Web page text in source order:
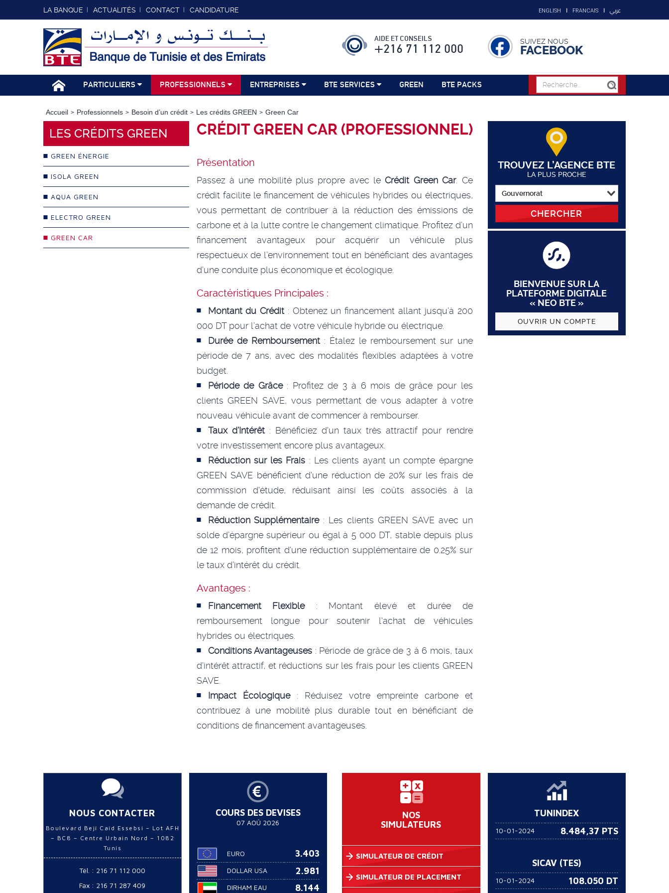
LA BANQUE ACTUALITÉS CONTACT CANDIDATURE ENGLISH FRANCAIS عربي
AIDE ET CONSEILS
+216 71 112 000
SUIVEZ NOUS
FACEBOOK
PARTICULIERS PROFESSIONNELS ENTREPRISES BTE SERVICES GREEN BTE PACKS
Accueil Professionnels Besoin d’un crédit Les crédits GREEN Green Car
LES CRÉDITS GREEN
GREEN ÉNERGIE
ISOLA GREEN
AQUA GREEN
ELECTRO GREEN
GREEN CAR
CRÉDIT GREEN CAR (PROFESSIONNEL)
Présentation
Passez à une mobilité plus propre avec leCrédit Green Car. Ce
crédit facilite le financement de véhicules hybrides ou électriques,
vous permettant de contribuer à la réduction des émissions de
carbone et à la lutte contre le changement climatique. Profitez d’un
financement avantageux pour acquérir un véhicule plus
respectueux de l’environnement tout en bénéficiant des avantages
d’une conduite plus économique et écologique.
Caractéristiques Principales :
Montant du Crédit: Obtenez un financement allant jusqu’à 200
000 DT pour l’achat de votre véhicule hybride ou électrique.
Durée de Remboursement: Étalez le remboursement sur une
période de 7 ans, avec des modalités flexibles adaptées à votre
budget.
Période de Grâce: Profitez de 3 à 6 mois de grâce pour les
clients GREEN SAVE, vous permettant de vous adapter à votre
nouveau véhicule avant de commencer à rembourser.
Taux d’Intérêt: Bénéficiez d'un taux très attractif pour rendre
votre investissement encore plus avantageux.
Réduction sur les Frais : Les clients ayant un compte épargne
GREEN SAVE bénéficient d'une réduction de 20% sur les frais de
commission d'étude, réduisant ainsi les coûts associés à la
demande de crédit.
Réduction Supplémentaire: Les clients GREEN SAVE avec un
solde d’épargne supérieur ou égal à 5 000 DT, stable depuis plus
de 12 mois, profitent d'une réduction supplémentaire de 0.25% sur
le taux d’intérêt du crédit.
Avantages :
Financement Flexible: Montant élevé et durée de
remboursement longue pour soutenir l'achat de véhicules
hybrides ou électriques.
Conditions Avantageuses : Période de grâce de 3 à 6 mois, taux
d’intérêt attractif, et réductions sur les frais pour les clients GREEN
SAVE.
Impact Écologique: Réduisez votre empreinte carbone et
contribuez à une mobilité plus durable tout en bénéficiant de
conditions de financement avantageuses.
TROUVEZ L’AGENCE BTE
LA PLUS PROCHE
CHERCHER
BIENVENUE SUR LA
PLATEFORME DIGITALE
« NEO BTE »
OUVRIR UN COMPTE
NOUS CONTACTER
Boulevard Beji Caid Essebsi – Lot AFH
– BC8 – Centre Urbain Nord – 1082
Tunis
Tél. : 216 71 112 000
Fax : 216 71 287 409
COURS DES DEVISES
07 AOÛ 2026
EURO 3.403
DOLLAR USA 2.981
DIRHAM EAU 8.144
NOS
SIMULATEURS
SIMULATEUR DE CRÉDIT
SIMULATEUR DE PLACEMENT
TUNINDEX
10-01-2024 8.484,37 PTS
SICAV (TES)
10-01-2024 108.050 DT